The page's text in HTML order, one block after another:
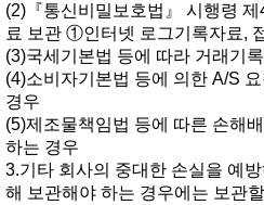
(2)『통신비밀보호법』시행령
료보관①인터넷로그기록자료,
(3)국세기본법등에따라거래기
(4)소비자기본법등에의한A/S
경우
(5)제조물책임법등에따른손해
하는경우
3.기타회사의중대한손실을예
해보관해야하는경우에는보관